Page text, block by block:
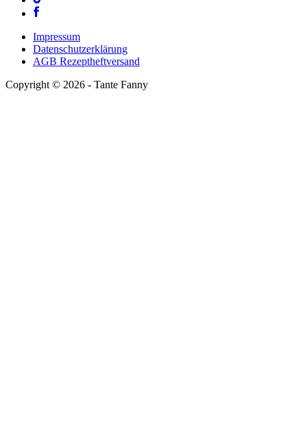
Impressum
Datenschutzerklärung
AGB Rezeptheftversand
Copyright © 2026 - Tante Fanny